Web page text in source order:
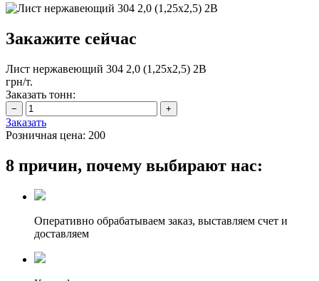
Закажите сейчас
Лист нержавеющий 304 2,0 (1,25х2,5) 2B
грн/т.
Заказать тонн:
Заказать
Розничная цена: 200
8 причин, почему выбирают нас:
Оперативно обрабатываем заказ, выставляем счет и
доставляем